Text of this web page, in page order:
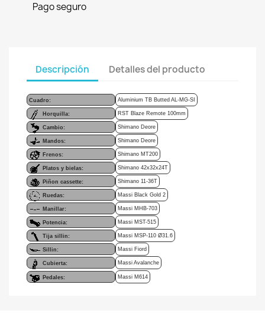
Pago seguro
Descripción Detalles del producto
Cuadro: Aluminium TB Butted AL-MG-SI
Horquilla: RST Blaze Remote 100mm
Cambio: Shimano Deore
Mandos: Shimano Deore
Frenos: Shimano MT200
Platos y bielas: Shimano 42x32x24T
Piñon cassette: Shimano 11-36T
Ruedas: Massi Black Gold 2
Manillar: Massi MHB-703
Potencia: Massi MST-515
Tija sillin: Massi MSP-110 Ø31.6
Sillin: Massi Fiord
Cubierta: Massi Avalanche
Pedales: Massi M614